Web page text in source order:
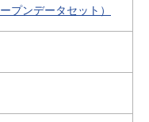
プンデータセット）